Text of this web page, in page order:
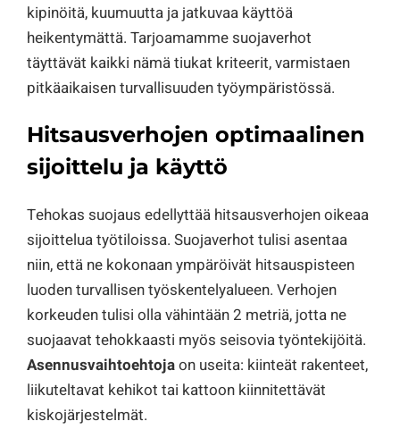
kipinöitä, kuumuutta ja jatkuvaa käyttöä
heikentymättä. Tarjoamamme suojaverhot
täyttävät kaikki nämä tiukat kriteerit, varmistaen
pitkäaikaisen turvallisuuden työympäristössä.
Hitsausverhojen optimaalinen
sijoittelu ja käyttö
Tehokas suojaus edellyttää hitsausverhojen oikeaa
sijoittelua työtiloissa. Suojaverhot tulisi asentaa
niin, että ne kokonaan ympäröivät hitsauspisteen
luoden turvallisen työskentelyalueen. Verhojen
korkeuden tulisi olla vähintään 2 metriä, jotta ne
suojaavat tehokkaasti myös seisovia työntekijöitä.
Asennusvaihtoehtojaon useita: kiinteät rakenteet,
liikuteltavat kehikot tai kattoon kiinnitettävät
kiskojärjestelmät.